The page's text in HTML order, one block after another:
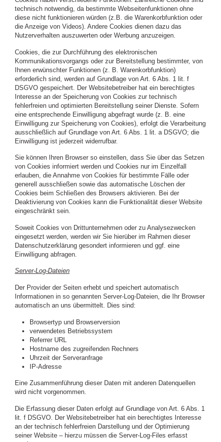
technisch notwendig, da bestimmte Webseitenfunktionen ohne
diese nicht funktionieren würden (z.B. die Warenkorbfunktion oder
die Anzeige von Videos). Andere Cookies dienen dazu das
Nutzerverhalten auszuwerten oder Werbung anzuzeigen.
Cookies, die zur Durchführung des elektronischen
Kommunikationsvorgangs oder zur Bereitstellung bestimmter, von
Ihnen erwünschter Funktionen (z. B. Warenkorbfunktion)
erforderlich sind, werden auf Grundlage von Art. 6 Abs. 1 lit. f
DSGVO gespeichert. Der Websitebetreiber hat ein berechtigtes
Interesse an der Speicherung von Cookies zur technisch
fehlerfreien und optimierten Bereitstellung seiner Dienste. Sofern
eine entsprechende Einwilligung abgefragt wurde (z. B. eine
Einwilligung zur Speicherung von Cookies), erfolgt die Verarbeitung
ausschließlich auf Grundlage von Art. 6 Abs. 1 lit. a DSGVO; die
Einwilligung ist jederzeit widerrufbar.
Sie können Ihren Browser so einstellen, dass Sie über das Setzen
von Cookies informiert werden und Cookies nur im Einzelfall
erlauben, die Annahme von Cookies für bestimmte Fälle oder
generell ausschließen sowie das automatische Löschen der
Cookies beim Schließen des Browsers aktivieren. Bei der
Deaktivierung von Cookies kann die Funktionalität dieser Website
eingeschränkt sein.
Soweit Cookies von Drittunternehmen oder zu Analysezwecken
eingesetzt werden, werden wir Sie hierüber im Rahmen dieser
Datenschutzerklärung gesondert informieren und ggf. eine
Einwilligung abfragen.
Server-Log-Dateien
Der Provider der Seiten erhebt und speichert automatisch
Informationen in so genannten Server-Log-Dateien, die Ihr Browser
automatisch an uns übermittelt. Dies sind:
Browsertyp und Browserversion
verwendetes Betriebssystem
Referrer URL
Hostname des zugreifenden Rechners
Uhrzeit der Serveranfrage
IP-Adresse
Eine Zusammenführung dieser Daten mit anderen Datenquellen
wird nicht vorgenommen.
Die Erfassung dieser Daten erfolgt auf Grundlage von Art. 6 Abs. 1
lit. f DSGVO. Der Websitebetreiber hat ein berechtigtes Interesse
an der technisch fehlerfreien Darstellung und der Optimierung
seiner Website – hierzu müssen die Server-Log-Files erfasst